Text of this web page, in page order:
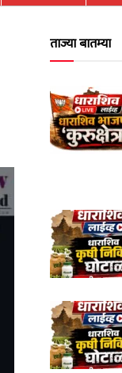
ताज्या बातम्या